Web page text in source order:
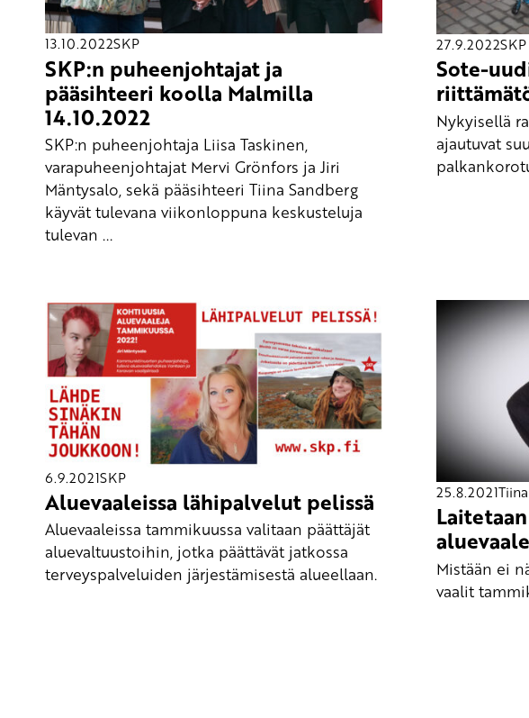
13.10.2022SKP
SKP:n puheenjohtajat ja
pääsihteeri koolla Malmilla
14.10.2022
SKP:n puheenjohtaja Liisa Taskinen,
varapuheenjohtajat Mervi Grönfors ja Jiri
Mäntysalo, sekä pääsihteeri Tiina Sandberg
käyvät tulevana viikonloppuna keskusteluja
tulevan ...
27.9.2022SKP
Sote-
Nykyisellä
ajautuvat
6.9.2021SKP
Aluevaaleissa lähipalvelut pelissä
Aluevaaleissa tammikuussa valitaan päättäjät
aluevaltuustoihin, jotka päättävät jatkossa
terveyspalveluiden järjestämisestä alueellaan.
25.8.2021
Mistään ei
vaalit